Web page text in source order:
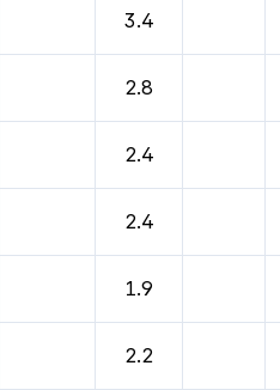
3.4
2.8
2.4
2.4
1.9
2.2